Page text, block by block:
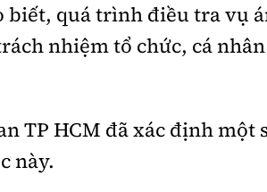
biết, quá trình điều tra vụ
nhiệm tổ chức, cá
TP HCM đã xác định một
này.